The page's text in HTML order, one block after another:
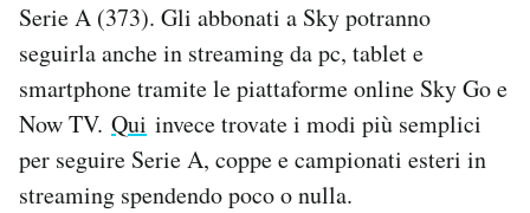
Serie A (373). Gli abbonati a Sky potranno
seguirla anche in streaming da pc, tablet e
smartphone tramite le piattaforme online Sky Go e
Now TV. Qui invece trovate i modi più semplici
per seguire Serie A, coppe e campionati esteri in
streaming spendendo poco o nulla.